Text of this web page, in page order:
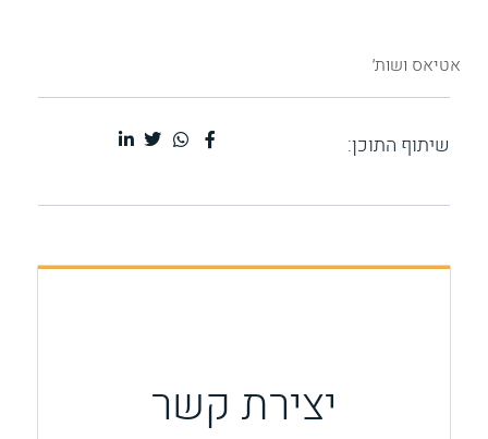
אטיאס ושות׳
שיתוף התוכן:
יצירת קשר